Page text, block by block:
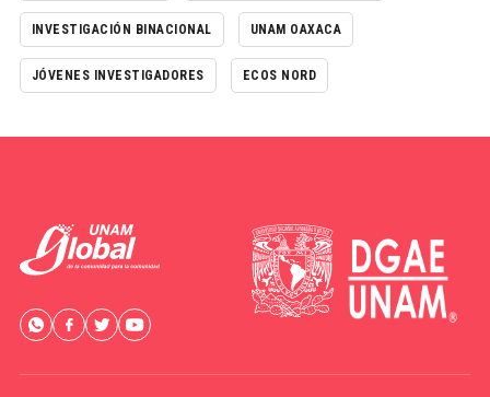
INVESTIGACIÓN BINACIONAL UNAM OAXACA
JÓVENES INVESTIGADORES ECOS NORD